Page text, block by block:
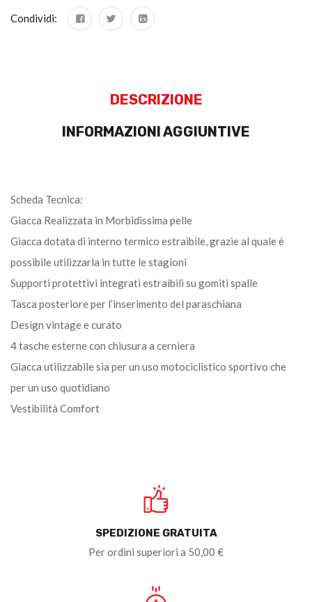
Condividi:
DESCRIZIONE
INFORMAZIONI AGGIUNTIVE
Scheda Tecnica:
Giacca Realizzata in Morbidissima pelle
Giacca dotata di interno termico estraibile, grazie al quale è
possibile utilizzarla in tutte le stagioni
Supporti protettivi integrati estraibili su gomiti spalle
Tasca posteriore per l’inserimento del paraschiana
Design vintage e curato
4 tasche esterne con chiusura a cerniera
Giacca utilizzabile sia per un uso motociclistico sportivo che
per un uso quotidiano
Vestibilità Comfort
SPEDIZIONE GRATUITA
Per ordini superiori a 50,00 €